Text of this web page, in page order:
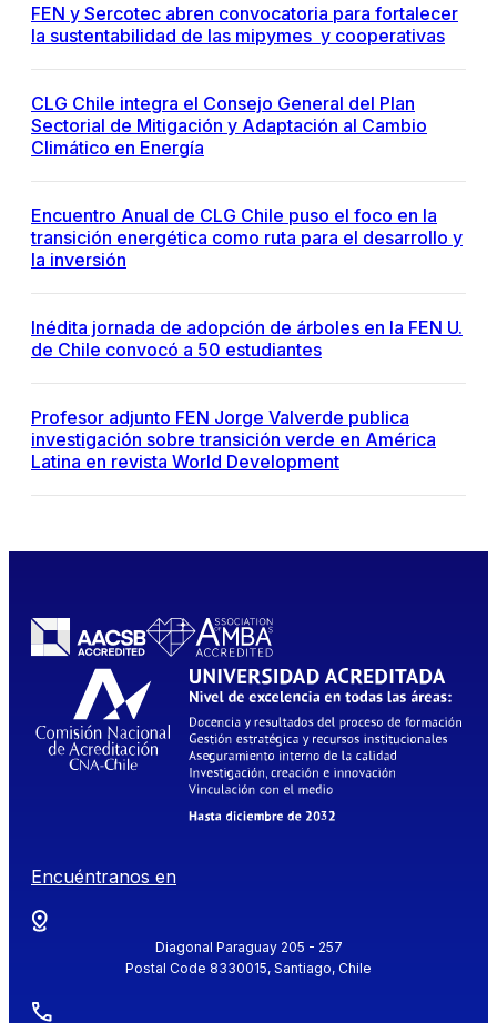
FEN y Sercotec abren convocatoria para fortalecer
la sustentabilidad de las mipymes y cooperativas
CLG Chile integra el Consejo General del Plan
Sectorial de Mitigación y Adaptación al Cambio
Climático en Energía
Encuentro Anual de CLG Chile puso el foco en la
transición energética como ruta para el desarrollo y
la inversión
Inédita jornada de adopción de árboles en la FEN U.
de Chile convocó a 50 estudiantes
Profesor adjunto FEN Jorge Valverde publica
investigación sobre transición verde en América
Latina en revista World Development
Encuéntranos en
Diagonal Paraguay 205 - 257
Postal Code 8330015, Santiago, Chile